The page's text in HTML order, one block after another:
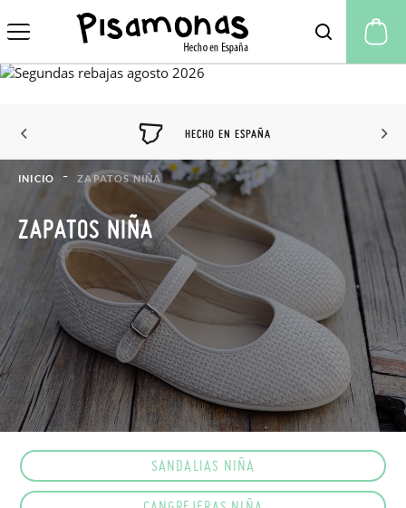
HECHO EN ESPAÑA
INICIO ZAPATOS NIÑA
ZAPATOS NIÑA
SANDALIAS NIÑA